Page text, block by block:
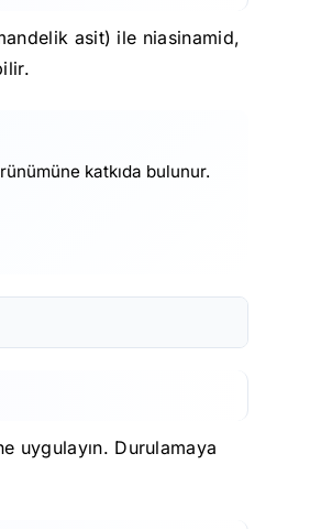
asit) ile niasinamid,
katkıda bulunur.
uygulayın. Durulamaya